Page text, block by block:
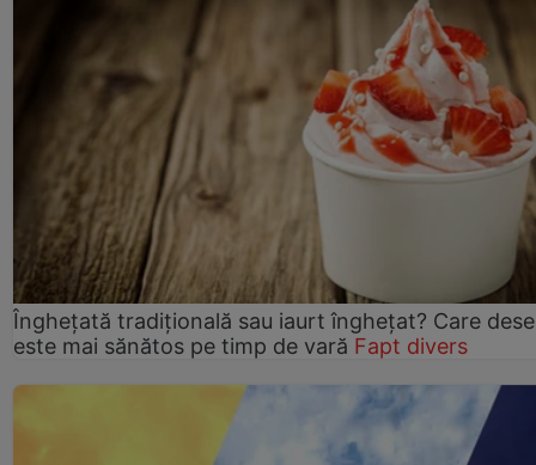
Înghețată tradițională sau iaurt înghețat? Care
este mai sănătos pe timp de vară Fapt divers